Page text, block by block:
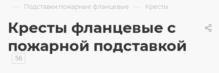
— Подставки пожарные фланцевые — Кресты
Кресты фланцевые с
пожарной подставкой
56